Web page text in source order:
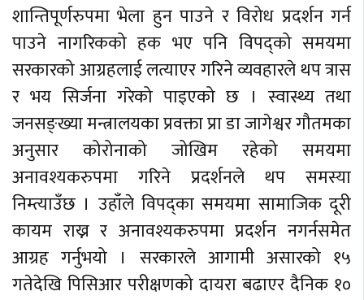
शान्तिपूर्णरुपमा भेला हुन पाउने र विरोध प्रदर्शन गर्न
पाउने नागरिकको हक भए पनि विपद्को समयमा
सरकारको आग्रहलाई लत्याएर गरिने व्यवहारले थप त्रास
र भय सिर्जना गरेको पाइएको छ । स्वास्थ्य तथा
जनसङ्ख्या मन्त्रालयका प्रवक्ता प्रा डा जागेश्वर गौतमका
अनुसार कोरोनाको जोखिम रहेको समयमा
अनावश्यकरुपमा गरिने प्रदर्शनले थप समस्या
निम्त्याउँछ । उहाँले विपद्का समयमा सामाजिक दूरी
कायम राख्न र अनावश्यकरुपमा प्रदर्शन नगर्नसमेत
आग्रह गर्नुभयो । सरकारले आगामी असारको १५
गतेदेखि पिसिआर परीक्षणको दायरा बढाएर दैनिक १०